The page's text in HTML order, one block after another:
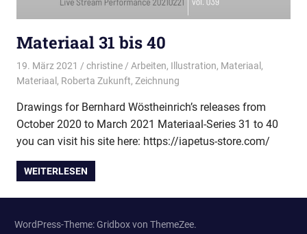
Materiaal 31 bis 40
19. März 2021 christine Arbeiten, Illustration, Materiaal,
Materiaal, Roberta Zukunft, Zeichnung
Drawings for Bernhard Wöstheinrich’s releases from
October 2020 to March 2021 Materiaal-Series 31 to 40
you can visit his site here: https://iapetus-store.com/
WEITERLESEN
WordPress-Theme: Gridbox von ThemeZee.